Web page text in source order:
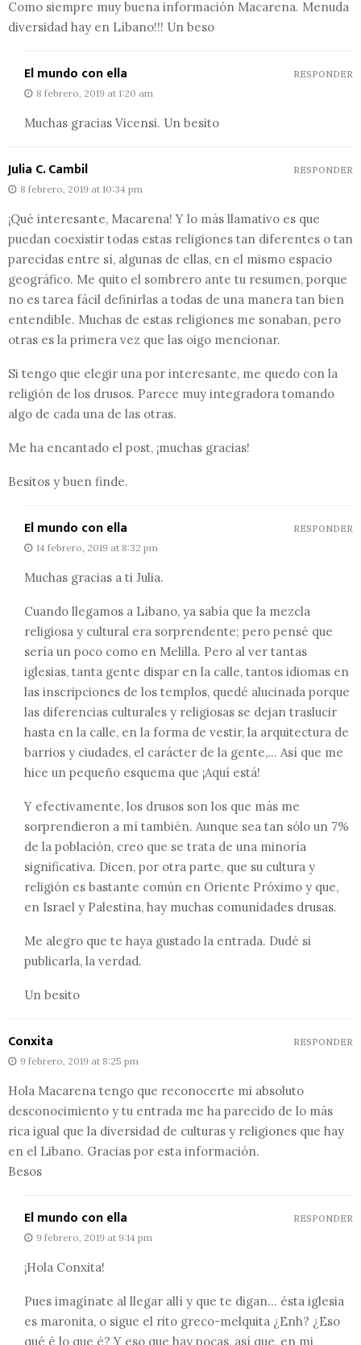
Como siempre muy buena información Macarena. Menuda
diversidad hay en Líbano!!! Un beso
El mundo con ella
8 febrero, 2019 at 1:20 am
Muchas gracias Vicensi. Un besito
RESPONDER
Julia C. Cambil
8 febrero, 2019 at 10:34 pm
¡Qué interesante, Macarena! Y lo más llamativo es que
puedan coexistir todas estas religiones tan diferentes o tan
parecidas entre sí, algunas de ellas, en el mismo espacio
geográfico. Me quito el sombrero ante tu resumen, porque
no es tarea fácil definirlas a todas de una manera tan bien
entendible. Muchas de estas religiones me sonaban, pero
otras es la primera vez que las oigo mencionar.
Si tengo que elegir una por interesante, me quedo con la
religión de los drusos. Parece muy integradora tomando
algo de cada una de las otras.
Me ha encantado el post, ¡muchas gracias!
Besitos y buen finde.
RESPONDER
El mundo con ella
14 febrero, 2019 at 8:32 pm
Muchas gracias a ti Julia.
Cuando llegamos a Líbano, ya sabía que la mezcla
religiosa y cultural era sorprendente; pero pensé que
sería un poco como en Melilla. Pero al ver tantas
iglesias, tanta gente dispar en la calle, tantos idiomas en
las inscripciones de los templos, quedé alucinada porque
las diferencias culturales y religiosas se dejan traslucir
hasta en la calle, en la forma de vestir, la arquitectura de
barrios y ciudades, el carácter de la gente,… Así que me
hice un pequeño esquema que ¡Aquí está!
Y efectivamente, los drusos son los que más me
sorprendieron a mí también. Aunque sea tan sólo un 7%
de la población, creo que se trata de una minoría
significativa. Dicen, por otra parte, que su cultura y
religión es bastante común en Oriente Próximo y que,
en Israel y Palestina, hay muchas comunidades drusas.
Me alegro que te haya gustado la entrada. Dudé si
publicarla, la verdad.
Un besito
RESPONDER
Conxita
9 febrero, 2019 at 8:25 pm
Hola Macarena tengo que reconocerte mi absoluto
desconocimiento y tu entrada me ha parecido de lo más
rica igual que la diversidad de culturas y religiones que hay
en el Libano. Gracias por esta información.
Besos
RESPONDER
El mundo con ella
9 febrero, 2019 at 9:14 pm
¡Hola Conxita!
Pues imagínate al llegar allí y que te digan… ésta iglesia
es maronita, o sigue el rito greco-melquita ¿Enh? ¿Eso
qué é lo que é? Y eso que hay pocas, así que, en mi
RESPONDER